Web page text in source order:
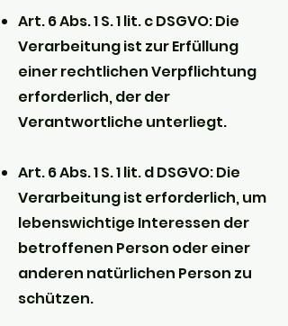
Art. 6 Abs. 1 S. 1 lit. c DSGVO: Die
Verarbeitung ist zur Erfüllung
einer rechtlichen Verpflichtung
erforderlich, der der
Verantwortliche unterliegt.
Art. 6 Abs. 1 S. 1 lit. d DSGVO: Die
Verarbeitung ist erforderlich, um
lebenswichtige Interessen der
betroffenen Person oder einer
anderen natürlichen Person zu
schützen.